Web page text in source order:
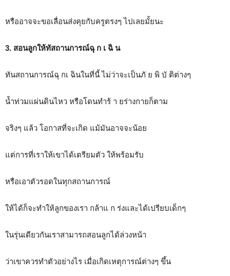
หรืออาจจะขอเลื่อนส่งคุยกับครูตรงๆ ไปเลยมั้ยนะ
3. สอนลูกให้ทัสถานการณ์ฉุ ก เ ฉิ น
ทันสถานการณ์ฉุ กเ ฉินในที่นี้ ไม่ว่าจะเป็นภั ย พิ บั ติต่างๆ
น้ำท่วมแผ่นดินไหว หรือโดนทำร้ า ยร่างกายก็ตาม
จริงๆ แล้ว โอกาสที่จะเกิด แม้มันอาจจะน้อย
แต่การที่เราให้เขาได้เตรียมตัว ให้พร้อมรับ
หรือเอาตัวรอดในทุกสถานการณ์
ให้ได้ก็จะทำให้ลูกของเรา กล้าแ ก ร่งและได้เปรียบเด็กๆ
ในรุ่นเดียวกันเราสามารถสอนลูกได้ล่วงหน้า
ว่าเขาควรทำตัวอย่างไร เมื่อเกิดเหตุการณ์ต่างๆ ขึ้น